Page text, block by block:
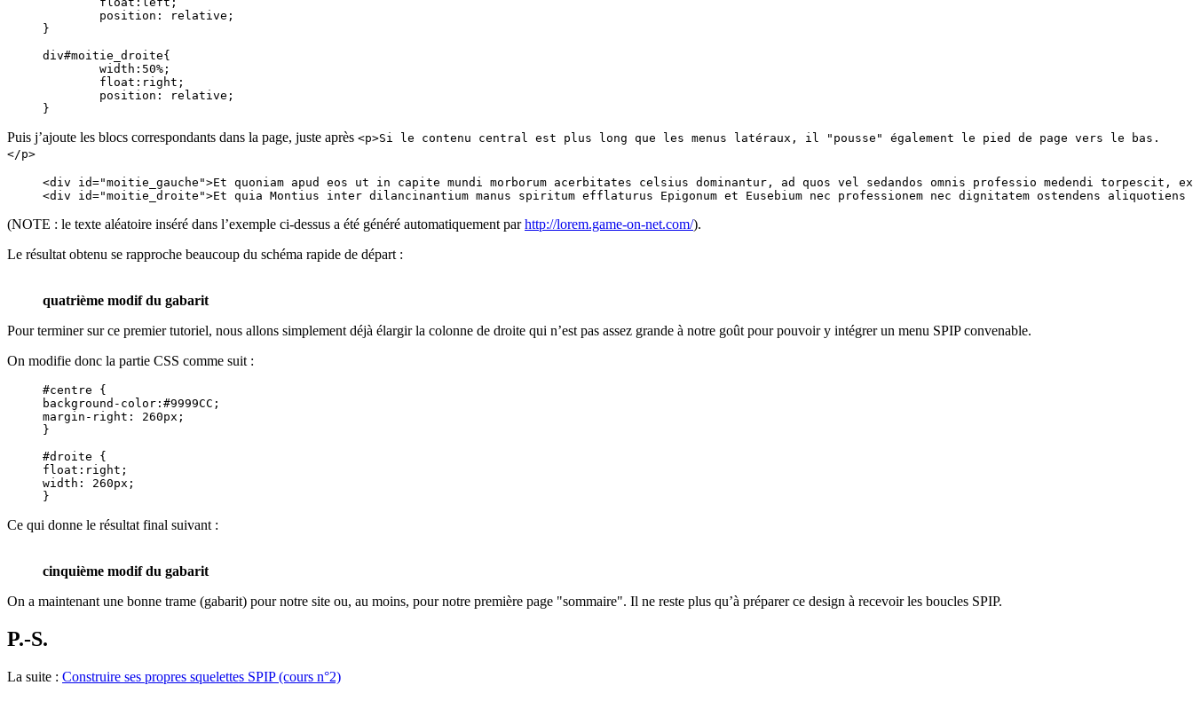
}
div#moitie_droite{
Puis j’ajoute les blocs correspondants dans la page, juste après <p>Si le contenu central est plus long que les menus latéraux, il "pousse" également le pied de page vers le bas.
</p>
<div id="moitie_gauche">Et quoniam apud eos ut in capite mundi morborum acerbitates celsius dominantur, ad quos vel sedandos omnis professio medendi
<div id="moitie_droite">Et quia Montius inter dilancinantium manus spiritum efflaturus Epigonum et Eusebium nec professionem nec dignitatem ostendens
(NOTE : le texte aléatoire inséré dans l’exemple ci-dessus a été généré automatiquement parhttp://lorem.game-on-net.com/).
Le résultat obtenu se rapproche beaucoup du schéma rapide de départ :
quatrième modif du gabarit
Pour terminer sur ce premier tutoriel, nous allons simplement déjà élargir la colonne de droite qui n’est pas assez grande à notre goût pour pouvoir y intégrer un menu SPIP convenable.
On modifie donc la partie CSS comme suit :
#centre {
background-color:#9999CC;
margin-right: 260px;
}
#droite {
float:right;
width: 260px;
}
Ce qui donne le résultat final suivant :
cinquième modif du gabarit
On a maintenant une bonne trame (gabarit) pour notre site ou, au moins, pour notre première page "sommaire". Il ne reste plus qu’à préparer ce design à recevoir les boucles SPIP.
P.-S.
La suite : Construire ses propres squelettes SPIP (cours n°2)